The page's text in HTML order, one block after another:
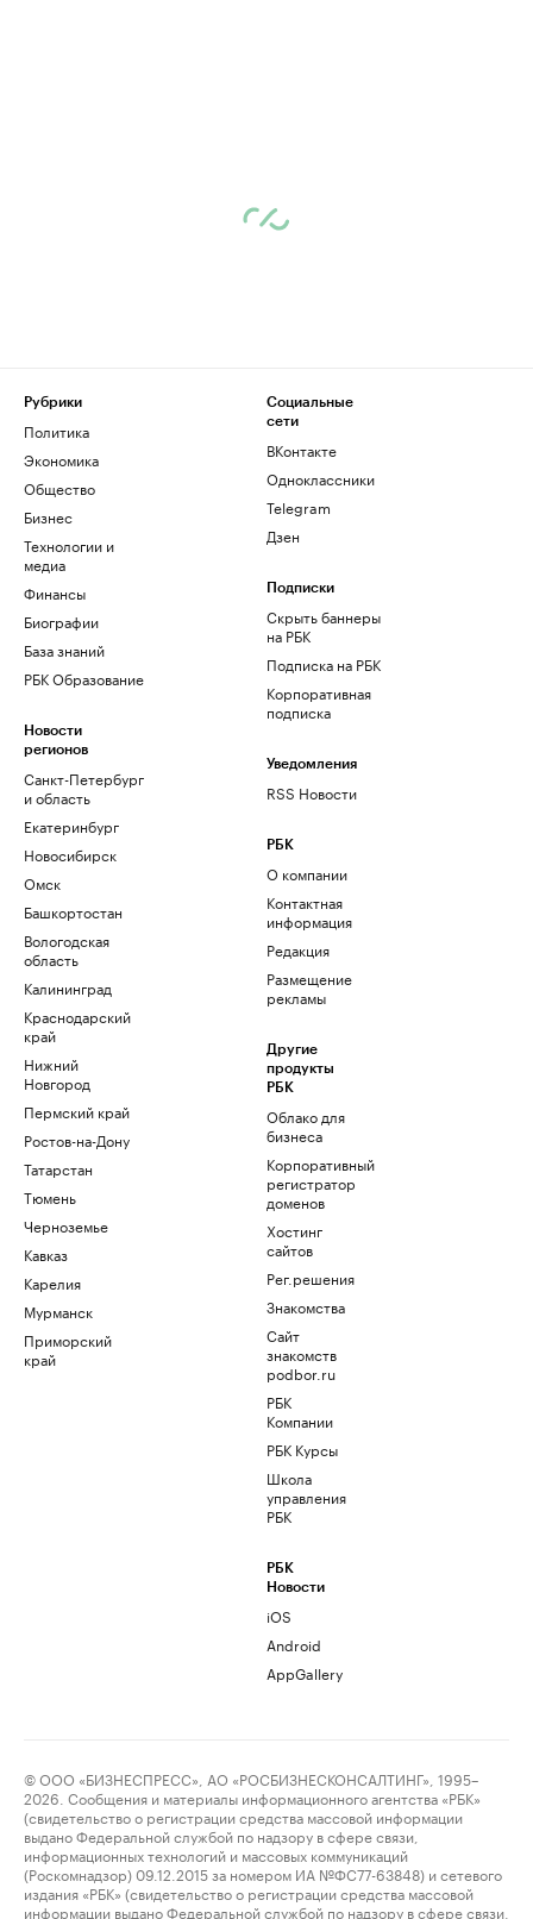
Рубрики
Политика
Экономика
Общество
Бизнес
Технологии и
медиа
Финансы
Биографии
База знаний
РБК Образование
Новости
регионов
Санкт-Петербург
и область
Екатеринбург
Новосибирск
Омск
Башкортостан
Вологодская
область
Калининград
Краснодарский
край
Нижний
Новгород
Пермский край
Ростов-на-Дону
Татарстан
Тюмень
Черноземье
Кавказ
Карелия
Мурманск
Приморский
край
Социальные
сети
ВКонтакте
Одноклассники
Telegram
Дзен
Подписки
Скрыть баннеры
на РБК
Подписка на РБК
Корпоративная
подписка
Уведомления
RSS Новости
РБК
О компании
Контактная
информация
Редакция
Размещение
рекламы
Другие
продукты
РБК
Облако для
бизнеса
Корпоративный
регистратор
доменов
Хостинг
сайтов
Рег.решения
Знакомства
Сайт
знакомств
podbor.ru
РБК
Компании
РБК Курсы
Школа
управления
РБК
РБК
Новости
iOS
Android
AppGallery
© ООО «БИЗНЕСПРЕСС», АО «РОСБИЗНЕСКОНСАЛТИНГ», 1995–
2026. Сообщения и материалы информационного агентства «РБК»
(свидетельство о регистрации средства массовой информации
выдано Федеральной службой по надзору в сфере связи,
информационных технологий и массовых коммуникаций
(Роскомнадзор) 09.12.2015 за номером ИА №ФС77-63848) и сетевого
издания «РБК» (свидетельство о регистрации средства массовой
информации выдано Федеральной службой по надзору в сфере связи,